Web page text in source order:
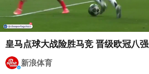
皇马点球大战险胜马竞 晋级欧冠八强
新浪体育